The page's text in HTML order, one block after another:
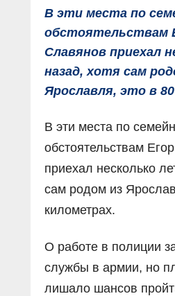
В эти места по
обстоятельствам
Славянов приехал
назад, хотя сам
Ярославля, это в
В эти места по
обстоятельствам
приехал несколько
сам родом из
километрах.
О работе в полиции
службы в армии, но
лишало шансов